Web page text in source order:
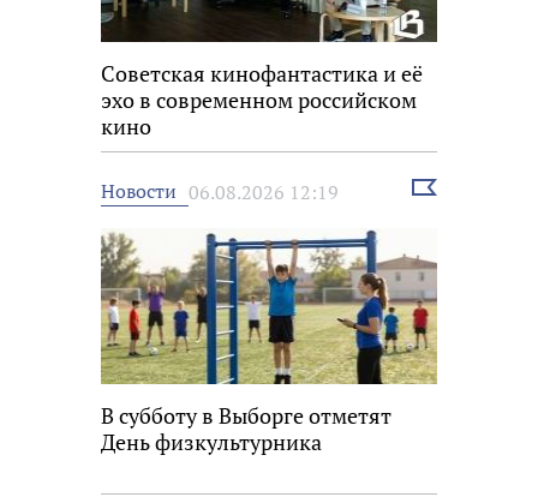
Советская кинофантастика и её
эхо в современном российском
кино
Новости 06.08.2026 12:19
Выбрать
В субботу в Выборге отметят
День физкультурника